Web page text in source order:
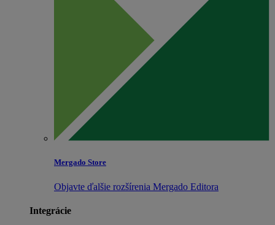
Mergado Store
Objavte ďalšie rozšírenia Mergado Editora
Integrácie